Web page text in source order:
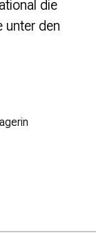
die
unter den